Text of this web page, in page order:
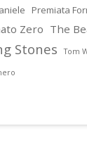
Premiata
Zero The
Stones Tom